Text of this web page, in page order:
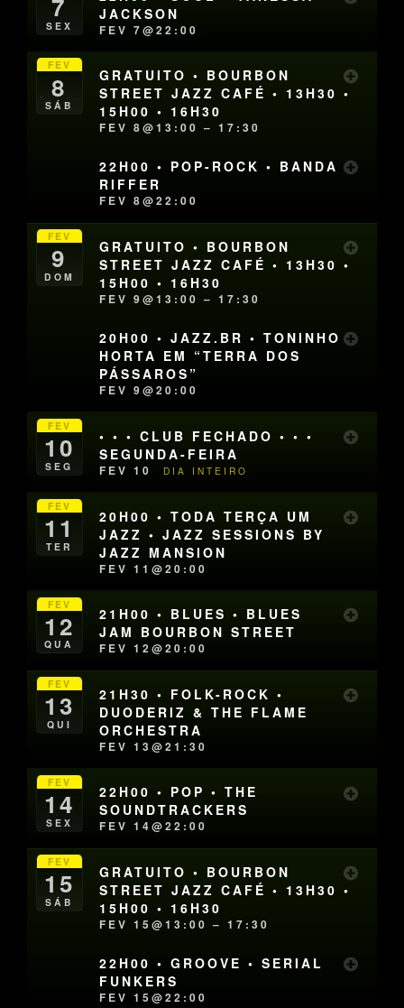
7
SEX
JACKSON
FEV 7@22:00
FEV
8
SÁB
GRATUITO • BOURBON
STREET JAZZ CAFÉ • 13H30 •
15H00 • 16H30
FEV 8@13:00 – 17:30
22H00 • POP-ROCK • BANDA
RIFFER
FEV 8@22:00
FEV
9
DOM
GRATUITO • BOURBON
STREET JAZZ CAFÉ • 13H30 •
15H00 • 16H30
FEV 9@13:00 – 17:30
20H00 • JAZZ.BR • TONINHO
HORTA EM “TERRA DOS
PÁSSAROS”
FEV 9@20:00
FEV
10
SEG
• • • CLUB FECHADO • • •
SEGUNDA-FEIRA
FEV 10 DIA INTEIRO
FEV
11
TER
20H00 • TODA TERÇA UM
JAZZ • JAZZ SESSIONS BY
JAZZ MANSION
FEV 11@20:00
FEV
12
QUA
21H00 • BLUES • BLUES
JAM BOURBON STREET
FEV 12@20:00
FEV
13
QUI
21H30 • FOLK-ROCK •
DUODERIZ & THE FLAME
ORCHESTRA
FEV 13@21:30
FEV
14
SEX
22H00 • POP • THE
SOUNDTRACKERS
FEV 14@22:00
FEV
15
SÁB
GRATUITO • BOURBON
STREET JAZZ CAFÉ • 13H30 •
15H00 • 16H30
FEV 15@13:00 – 17:30
22H00 • GROOVE • SERIAL
FUNKERS
FEV 15@22:00